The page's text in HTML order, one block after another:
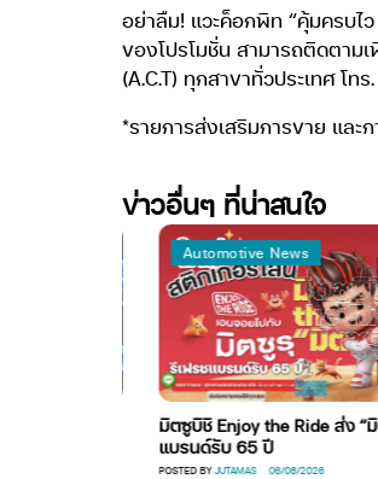
อย่าลืม! แวะค็อกพิท “คุ้มครบไ
ของโปรโมชั่น สามารถติดตาม
(A.C.T) ทุกสาขาทั่วประเทศ โทร
*รายการส่งเสริมการขาย และ
ข่าวอื่นๆ ที่น่าสนใจ
Automotive News
มิตซูบิชิ Enjoy the Ride ส่ง “มิต
แบรนด์รับ 65 ปี
POSTED BYJUTAMAS 06/08/2026